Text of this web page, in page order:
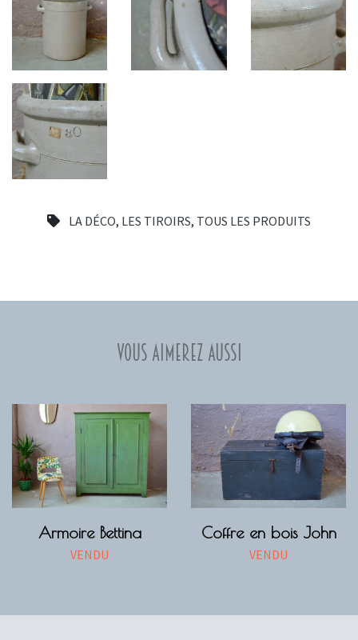
LA DÉCO, LES TIROIRS, TOUS LES PRODUITS
Vous aimerez aussi
Armoire Bettina
VENDU
Coffre en bois John
VENDU